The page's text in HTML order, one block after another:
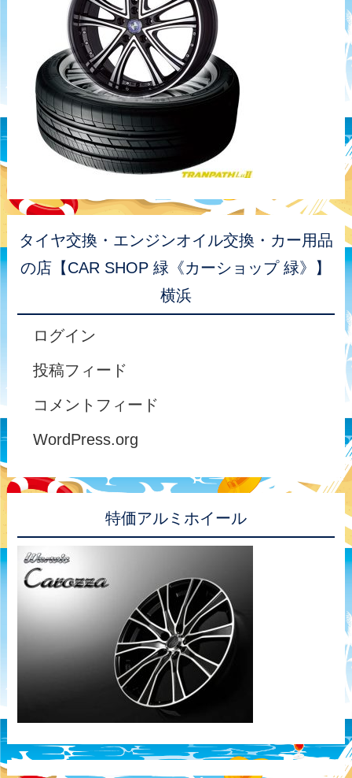
タイヤ交換・エンジンオイル交換・カー用品
の店【CAR SHOP 緑《カーショップ 緑》】
横浜
ログイン
投稿フィード
コメントフィード
WordPress.org
特価アルミホイール